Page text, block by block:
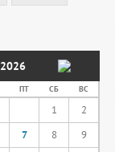
2026
ПТ СБ ВС
1
2
7 8
9